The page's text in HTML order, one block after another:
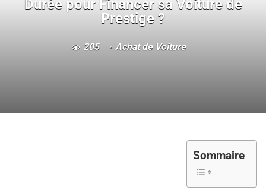
Durée pour Financer sa Voiture de
Prestige ?
205 Achat de Voiture
Sommaire